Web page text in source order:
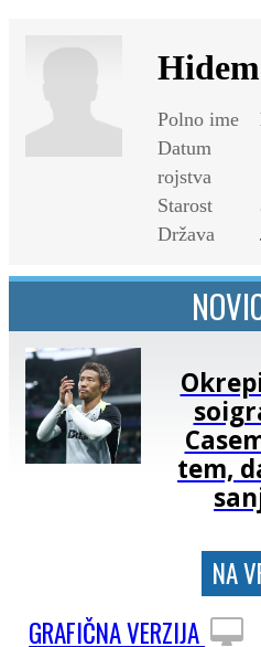
Polno ime
Datum
rojstva
Starost
Država
tem,
NA
GRAFIČNA VERZIJA